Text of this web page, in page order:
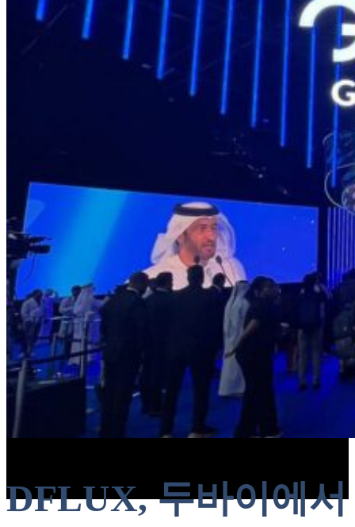
제작형 전광판
고화질 스탠드형
스탠드형
벽걸이 & 행잉형
견적 및 제휴 문의
월간 Dflux
Shop 0
Your cart
0
No products in the cart.
DFLUX, 두바이에서